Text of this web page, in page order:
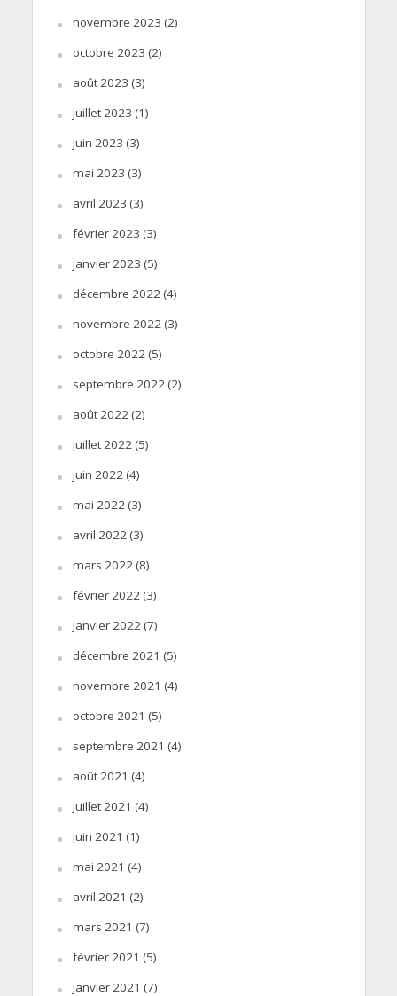
novembre 2023 (2)
octobre 2023 (2)
août 2023 (3)
juillet 2023 (1)
juin 2023 (3)
mai 2023 (3)
avril 2023 (3)
février 2023 (3)
janvier 2023 (5)
décembre 2022(4)
novembre 2022(3)
octobre 2022(5)
septembre 2022(2)
août 2022(2)
juillet 2022(5)
juin 2022(4)
mai 2022(3)
avril 2022(3)
mars 2022(8)
février 2022(3)
janvier 2022(7)
décembre 2021 (5)
novembre 2021 (4)
octobre 2021 (5)
septembre 2021 (4)
août 2021 (4)
juillet 2021 (4)
juin 2021 (1)
mai 2021 (4)
avril 2021 (2)
mars 2021 (7)
février 2021 (5)
janvier 2021 (7)